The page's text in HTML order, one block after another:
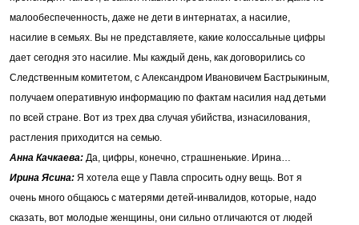
малообеспеченность, даже не дети в интернатах, а насилие,
насилие в семьях. Вы не представляете, какие колоссальные цифры
дает сегодня это насилие. Мы каждый день, как договорились со
Следственным комитетом, с Александром Ивановичем Бастрыкиным,
получаем оперативную информацию по фактам насилия над детьми
по всей стране. Вот из трех два случая убийства, изнасилования,
растления приходится на семью.
Анна Качкаева: Да, цифры, конечно, страшненькие. Ирина…
Ирина Ясина: Я хотела еще у Павла спросить одну вещь. Вот я
очень много общаюсь с матерями детей-инвалидов, которые, надо
сказать, вот молодые женщины, они сильно отличаются от людей